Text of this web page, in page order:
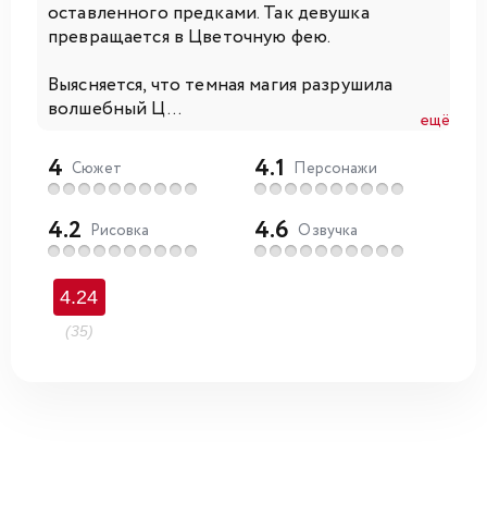
оставленного предками. Так девушка
превращается в Цветочную фею.
Выясняется, что темная магия разрушила
волшебный Ц...
ещё
4 Сюжет 4.1 Персонажи
4.2 Рисовка 4.6 Озвучка
4.24
(35)